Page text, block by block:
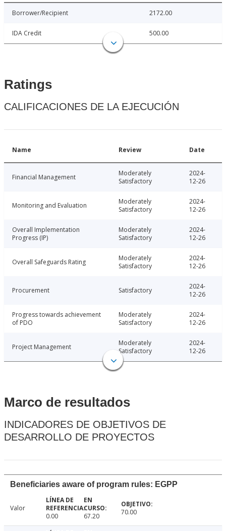
Borrower/Recipient 2172.00
IDA Credit 500.00
Ratings
CALIFICACIONES DE LA EJECUCIÓN
Name Review Date
Financial Management
Moderately
Satisfactory
2024-
12-26
Monitoring and Evaluation
Moderately
Satisfactory
2024-
12-26
Overall Implementation
Progress (IP)
Moderately
Satisfactory
2024-
12-26
Overall Safeguards Rating
Moderately
Satisfactory
2024-
12-26
Procurement Satisfactory
2024-
12-26
Progress towards achievement
of PDO
Moderately
Satisfactory
2024-
12-26
Project Management
Moderately
Satisfactory
2024-
12-26
Marco de resultados
INDICADORES DE OBJETIVOS DE
DESARROLLO DE PROYECTOS
Beneficiaries aware of program rules: EGPP
Valor
0.00
67.20 70.00